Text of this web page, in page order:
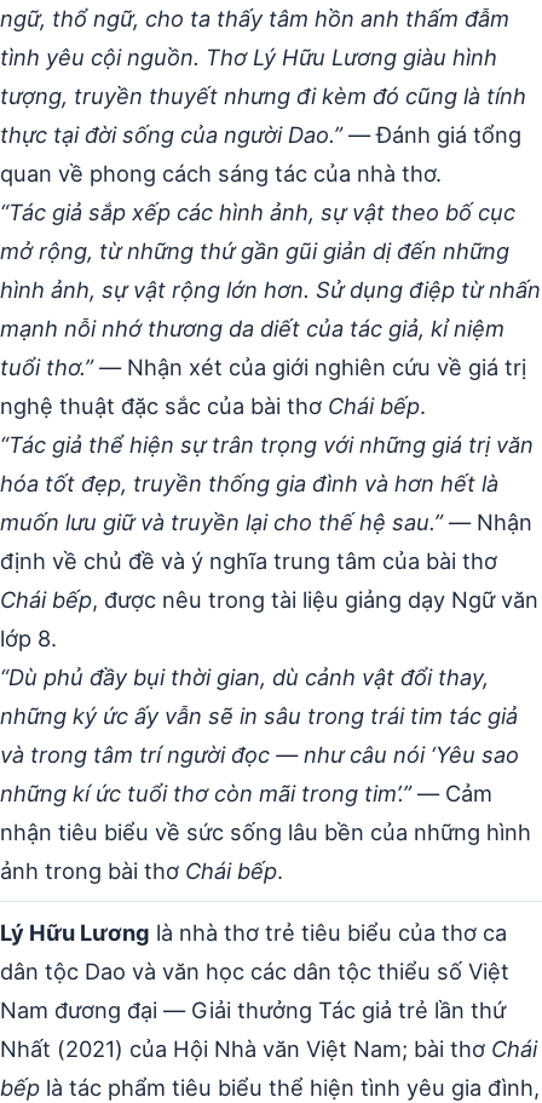
ngữ, thổ ngữ, cho ta thấy tâm hồn anh thấm đẫm
tình yêu cội nguồn. Thơ Lý Hữu Lương giàu hình
tượng, truyền thuyết nhưng đi kèm đó cũng là tính
thực tại đời sống của người Dao.”— Đánh giá tổng
quan về phong cách sáng tác của nhà thơ.
“Tác giả sắp xếp các hình ảnh, sự vật theo bố cục
mở rộng, từ những thứ gần gũi giản dị đến những
hình ảnh, sự vật rộng lớn hơn. Sử dụng điệp từ nhấn
mạnh nỗi nhớ thương da diết của tác giả, kỉ niệm
tuổi thơ.”— Nhận xét của giới nghiên cứu về giá trị
nghệ thuật đặc sắc của bài thơ Chái bếp.
“Tác giả thể hiện sự trân trọng với những giá trị văn
hóa tốt đẹp, truyền thống gia đình và hơn hết là
muốn lưu giữ và truyền lại cho thế hệ sau.”— Nhận
định về chủ đề và ý nghĩa trung tâm của bài thơ
Chái bếp, được nêu trong tài liệu giảng dạy Ngữ văn
lớp 8.
“Dù phủ đầy bụi thời gian, dù cảnh vật đổi thay,
những ký ức ấy vẫn sẽ in sâu trong trái tim tác giả
và trong tâm trí người đọc — như câu nói ‘Yêu sao
những kí ức tuổi thơ còn mãi trong tim’.”— Cảm
nhận tiêu biểu về sức sống lâu bền của những hình
ảnh trong bài thơ Chái bếp.
Lý Hữu Lương là nhà thơ trẻ tiêu biểu của thơ ca
dân tộc Dao và văn học các dân tộc thiểu số Việt
Nam đương đại — Giải thưởng Tác giả trẻ lần thứ
Nhất (2021) của Hội Nhà văn Việt Nam; bài thơ Chái
bếp là tác phẩm tiêu biểu thể hiện tình yêu gia đình,